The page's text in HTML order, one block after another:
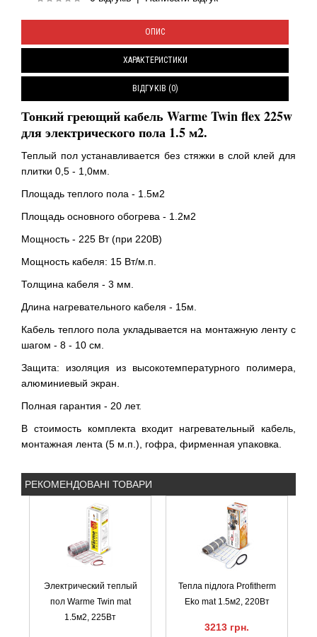
ОПИС
ХАРАКТЕРИСТИКИ
ВІДГУКІВ (0)
Тонкий греющий кабель Warme Twin flex 225w
для электрического пола 1.5 м2.
Теплый пол устанавливается без стяжки в слой клей для
плитки 0,5 - 1,0мм.
Площадь теплого пола - 1.5м2
Площадь основного обогрева - 1.2м2
Мощность - 225 Вт (при 220В)
Мощность кабеля: 15 Вт/м.п.
Толщина кабеля - 3 мм.
Длина нагревательного кабеля - 15м.
Кабель теплого пола укладывается на монтажную ленту с
шагом - 8 - 10 см.
Защита: изоляция из высокотемпературного полимера,
алюминиевый экран.
Полная гарантия - 20 лет.
В стоимость комплекта входит нагревательный кабель,
монтажная лента (5 м.п.), гофра, фирменная упаковка.
РЕКОМЕНДОВАНІ ТОВАРИ
Электрический теплый
пол Warme Twin mat
1.5м2, 225Вт
Тепла підлога Profitherm
Eko mat 1.5м2, 220Вт
3213 грн.